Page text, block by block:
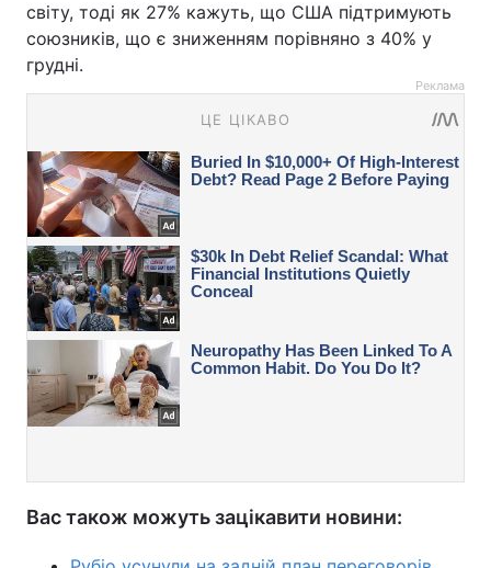
світу, тоді як 27% кажуть, що США підтримують
союзників, що є зниженням порівняно з 40% у
грудні.
Реклама
Вас також можуть зацікавити новини: